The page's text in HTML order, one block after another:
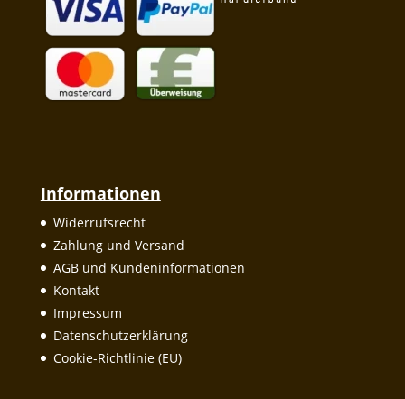
Informationen
Widerrufsrecht
Zahlung und Versand
AGB und Kundeninformationen
Kontakt
Impressum
Datenschutzerklärung
Cookie-Richtlinie (EU)